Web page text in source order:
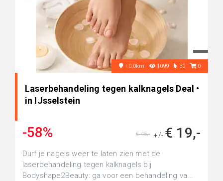
+0.0km 1099 30 0
Laserbehandeling tegen kalknagels Deal •
in IJsselstein
-58% +/- € 19,-
€ 45,-
Durf je nagels weer te laten zien met de
laserbehandeling tegen kalknagels bij
Bodyshape2Beauty: ga voor een behandeling va...